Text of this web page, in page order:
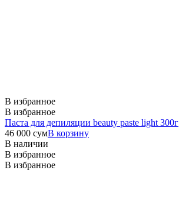
В избранное
В избранное
Паста для депиляции beauty paste light 300г
46 000 сумВ корзину
В наличии
В избранное
В избранное